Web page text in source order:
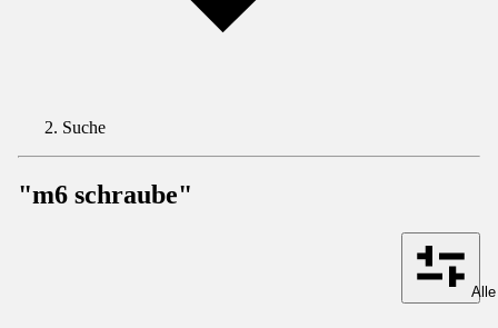
Suche
"m6 schraube"